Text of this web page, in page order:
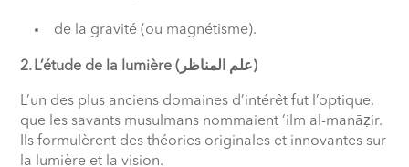
de la gravité (ou magnétisme).
2. L’étude de la lumière (علم المناظر)
L’un des plus anciens domaines d’intérêt fut l’optique,
que les savants musulmans nommaient ‘ilm al-manāẓir.
Ils formulèrent des théories originales et innovantes sur
la lumière et la vision.